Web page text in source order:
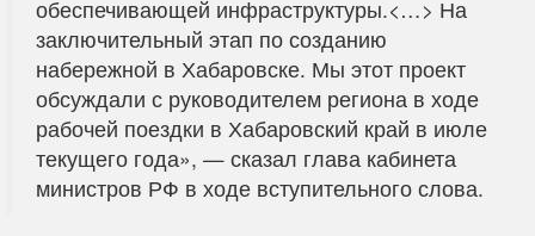
обеспечивающей инфраструктуры.<…> На
заключительный этап по созданию
набережной в Хабаровске. Мы этот проект
обсуждали с руководителем региона в ходе
рабочей поездки в Хабаровский край в июле
текущего года», — сказал глава кабинета
министров РФ в ходе вступительного слова.